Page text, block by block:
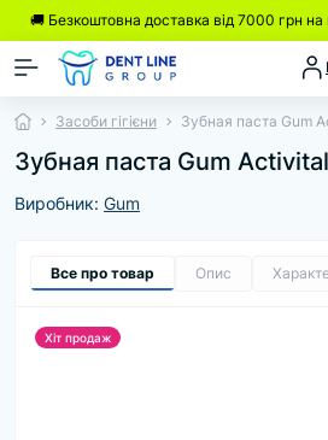
🚚 Безкоштовна доставка від 7000 грн на
Засоби гігієни Зубная паста Gum
Зубная паста Gum
Виробник: Gum
Все про товар Опис
Хіт продаж